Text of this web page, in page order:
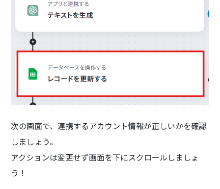
次の画面で、連携するアカウント情報が正しいかを確認
しましょう。
アクションは変更せず画面を下にスクロールしましょ
う！